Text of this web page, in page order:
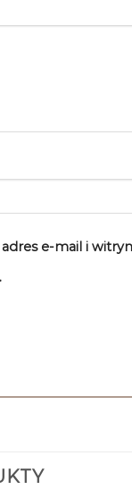
e-mail i